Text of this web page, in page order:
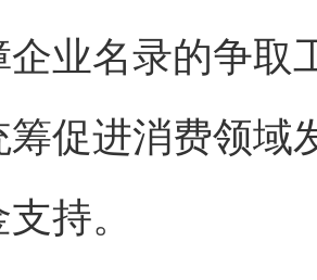
企业名录的争取
筹促进消费领域
持。